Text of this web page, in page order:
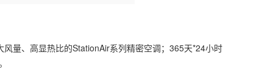
量、高显热比的StationAir系列精密空调；365天*24小时